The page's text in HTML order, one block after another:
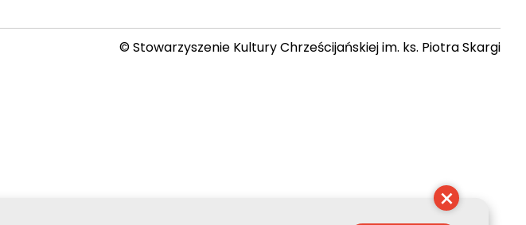
© Stowarzyszenie Kultury Chrześcijańskiej im. ks. Piotra Skargi
×